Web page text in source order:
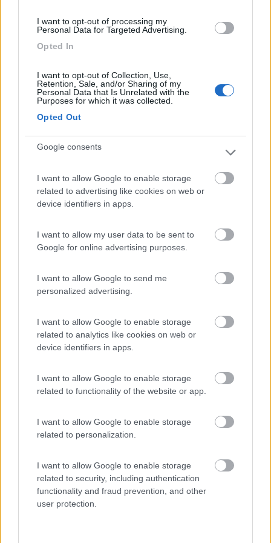
I want to opt-out of processing my
Personal Data for Targeted Advertising.
Opted In
I want to opt-out of Collection, Use,
Retention, Sale, and/or Sharing of my
Personal Data that Is Unrelated with the
Purposes for which it was collected.
Opted Out
Google consents
I want to allow Google to enable storage
related to advertising like cookies on web or
device identifiers in apps.
I want to allow my user data to be sent to
Google for online advertising purposes.
I want to allow Google to send me
personalized advertising.
I want to allow Google to enable storage
related to analytics like cookies on web or
device identifiers in apps.
I want to allow Google to enable storage
related to functionality of the website or app.
I want to allow Google to enable storage
related to personalization.
I want to allow Google to enable storage
related to security, including authentication
functionality and fraud prevention, and other
user protection.
Molto comodo per raggiungere il centro a piedi
con una passeggiata sul lungo fiume Elba. C'è una
ombreggiata.
Caratteristiche
8.2 Camping Toblacher See
Campeggio
8.2 Caravan Park Sexten
Sesto(BZ)
7.8 Camping Hotel Loewenhof
Varna(BZ)
Campeggio